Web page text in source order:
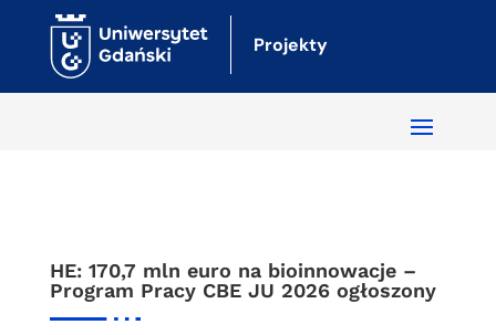
Projekty
HE: 170,7 mln euro na bioinnowacje –
Program Pracy CBE JU 2026 ogłoszony